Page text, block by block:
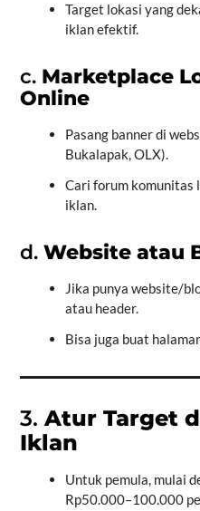
Target lokasi yang
iklan efektif.
c. Marketplace
Online
Pasang banner di
Bukalapak, OLX).
Cari forum komunitas
iklan.
d. Website atau
Jika punya website/
atau header.
Bisa juga buat
3.Atur Target
Iklan
Untuk pemula, mulai
Rp50.000–100.000